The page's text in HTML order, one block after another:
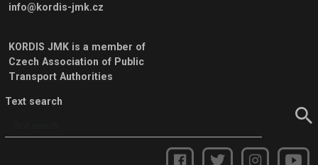
info@kordis-jmk.cz
KORDIS JMK is a member of
Czech Association of Public
Transport Authorities
Text search